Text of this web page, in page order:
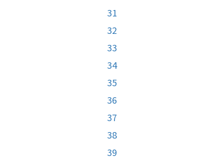
31
32
33
34
35
36
37
38
39